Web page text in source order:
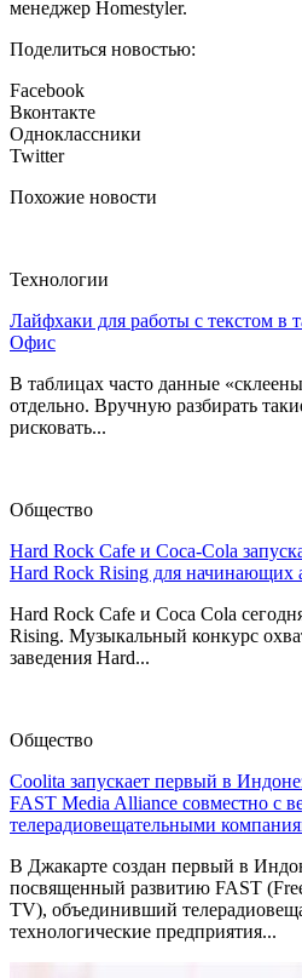
менеджер Homestyler.
Поделиться новостью:
Facebook
Вконтакте
Одноклассники
Twitter
Похожие новости
Технологии
Лайфхаки для работы с текстом в
Офис
В таблицах часто данные
отдельно. Вручную разбирать
рисковать...
Общество
Hard Rock Cafe и Coca-Cola
Hard Rock Rising для начинающих
Hard Rock Cafe и Coca Cola
Rising. Музыкальный конкурс
заведения Hard...
Общество
Coolita запускает первый в
FAST Media Alliance совместно с
телерадиовещательными
В Джакарте создан первый в
посвященный развитию FAST
TV), объединивший
технологические предприятия...